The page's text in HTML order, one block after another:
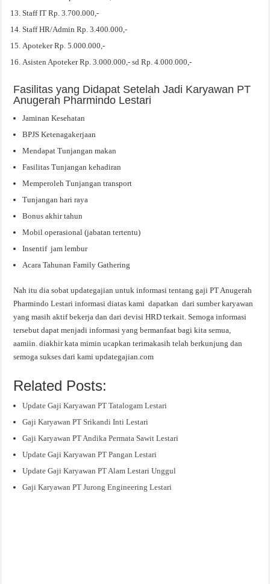
Staff IT Rp. 3.700.000,-
Staff HR/Admin Rp. 3.400.000,-
Apoteker Rp. 5.000.000,-
Asisten Apoteker Rp. 3.000.000,- sd Rp. 4.000.000,-
Fasilitas yang Didapat Setelah Jadi Karyawan PT
Anugerah Pharmindo Lestari
Jaminan Kesehatan
BPJS Ketenagakerjaan
Mendapat Tunjangan makan
Fasilitas Tunjangan kehadiran
Memperoleh Tunjangan transport
Tunjangan hari raya
Bonus akhir tahun
Mobil operasional (jabatan tertentu)
Insentif jam lembur
Acara Tahunan Family Gathering
Nah itu dia sobat updategajian untuk informasi tentang gaji PT Anugerah
Pharmindo Lestari informasi diatas kami dapatkan dari sumber karyawan
yang masih aktif bekerja dan dari devisi HRD terkait. Semoga informasi
tersebut dapat menjadi informasi yang bermanfaat bagi kita semua,
aamiin. diakhir kata mimin ucapkan terimakasih telah berkunjung dan
semoga sukses dari kami updategajian.com
Related Posts:
Update Gaji Karyawan PT Tatalogam Lestari
Gaji Karyawan PT Srikandi Inti Lestari
Gaji Karyawan PT Andika Permata Sawit Lestari
Update Gaji Karyawan PT Pangan Lestari
Update Gaji Karyawan PT Alam Lestari Unggul
Gaji Karyawan PT Jurong Engineering Lestari